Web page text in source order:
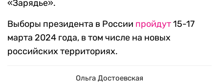
«Зарядье».
Выборы президента в России пройдут15-17
марта 2024 года, в том числе на новых
российских территориях.
Ольга Достоевская